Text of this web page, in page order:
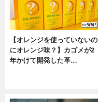
【オレンジを使っていないの
にオレンジ味？】カゴメが2
年かけて開発した革…